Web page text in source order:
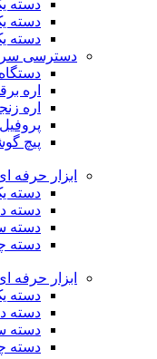
دسته
دسته
دسته
دسترسی
اره
اره
پروفیل
پیچ
ابزار حرفه
دسته
دسته
دسته
دسته
ابزار حرفه
دسته
دسته
دسته
دسته